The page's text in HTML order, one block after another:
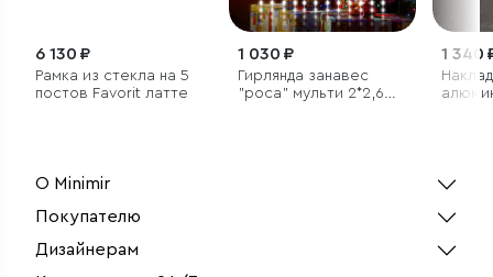
6 130 ₽
Рамка из стекла на 5
постов Favorit латте
1 030 ₽
Гирлянда занавес
"роса" мульти 2*2,6М
1 340
О Minimir
Покупателю
Дизайнерам